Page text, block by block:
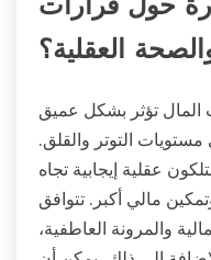
حول قرارات
العقلية؟